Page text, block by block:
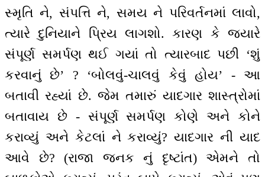
સ્મૃતિ ને, સંપત્તિ ને, સમય ને પરિવર્તનમાં લાવો,
ત્યારે દુનિયાને પ્રિય લાગશો. કારણ કે જ્યારે
સંપૂર્ણ સમર્પણ થઈ ગયાં તો ત્યારબાદ પછી ‘શું
કરવાનું છે’ ? ‘બોલવું-ચાલવું કેવું હોય’ - આ
બતાવી રહ્યાં છે. જેમ તમારું યાદગાર શાસ્ત્રોમાં
બતાવાય છે - સંપૂર્ણ સમર્પણ કોણે અને કોને
કરાવ્યું અને કેટલાં ને કરાવ્યું? યાદગાર ની યાદ
આવે છે? (રાજા જનક નું દૃષ્ટાંત) એમને તો